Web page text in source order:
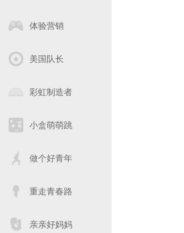
体验营销
美国队长
彩虹制造者
小盒萌萌跳
做个好青年
重走青春路
亲亲好妈妈